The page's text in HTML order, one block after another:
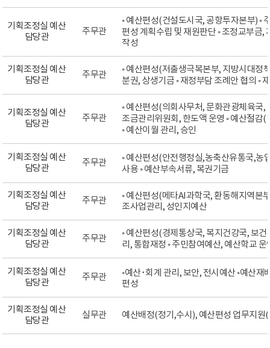
기획조정실 예산
담당관
주무관
◦ 예산편성(건설도시국, 공항투자본부) ◦
편성 계획수립 및 재원판단 ◦ 조정교부금,
작성
기획조정실 예산
담당관
주무관
◦ 예산편성(저출생극복본부, 지방시대정
분권, 상생기금 ◦ 재정부담 조례안 협의 ◦
기획조정실 예산
담당관
주무관
◦ 예산편성(의회사무처, 문화관광체육국,
조금관리위원회, 한도액 운영 ◦ 예산절감
◦ 예산이월 관리, 승인
기획조정실 예산
담당관
주무관
◦ 예산편성(안전행정실,농축산유통국,농
사용 ◦ 예산부속서류, 복권기금
기획조정실 예산
담당관
주무관
◦ 예산편성(메타AI과학국, 환동해지역본
조사업관리, 성인지예산
기획조정실 예산
담당관
주무관
◦ 예산편성(경제통상국, 복지건강국, 보
리, 통합재정 ◦ 주민참여예산, 예산학교
기획조정실 예산
담당관
주무관
◦예산･회계 관리, 보안, 전시예산 ◦예산재
편성
기획조정실 예산
담당관
실무관 예산배정(정기,수시), 예산편성 업무지